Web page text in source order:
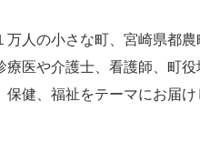
万人の小さな町、宮崎県都農
療医や介護士、看護師、町
保健、福祉をテーマにお届け